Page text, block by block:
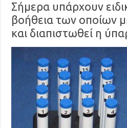
Σήμερα υπάρχουν
βοήθεια των οποίων
και διαπιστωθεί η